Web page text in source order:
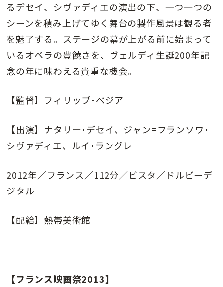
るデセイ、シヴァディエの演出の下、一つ一つの
シーンを積み上げてゆく舞台の製作風景は観る者
を魅了する。ステージの幕が上がる前に始まって
いるオペラの豊饒さを、ヴェルディ生誕200年記
念の年に味わえる貴重な機会。
【監督】フィリップ･ベジア
【出演】ナタリー･デセイ、ジャン=フランソワ･
シヴァディエ、ルイ･ラングレ
2012年／フランス／112分／ビスタ／ドルビーデ
ジタル
【配給】熱帯美術館
【フランス映画祭2013】